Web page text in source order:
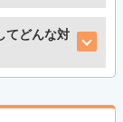
てどんな対